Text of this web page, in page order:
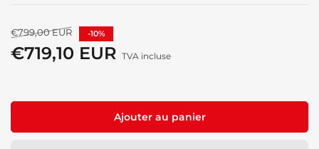
Prix
€799,00 EUR -10%
Prix
€719,10 EUR TVA incluse
Ajouter au panier